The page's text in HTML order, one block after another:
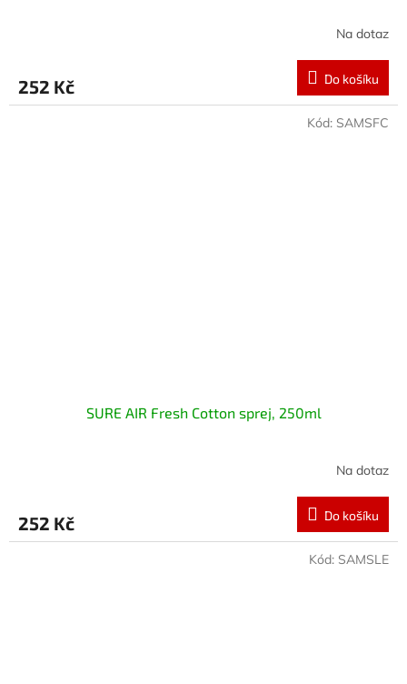
Na dotaz
252 Kč Do košíku
SURE AIR Fresh Cotton sprej, 250ml
Na dotaz
252 Kč Do košíku
Kód: SAMSFC
Kód: SAMSLE